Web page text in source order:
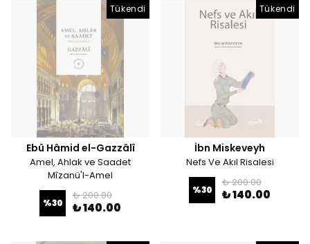
Tükendi
Ebû Hâmid el-Gazzâlî
Amel, Ahlak ve Saadet
Mîzanü'l-Amel
%30
₺ 200.00
₺ 140.00
Tükendi
İbn Miskeveyh
Nefs Ve Akıl Risalesi
%30
₺ 200.00
₺ 140.00